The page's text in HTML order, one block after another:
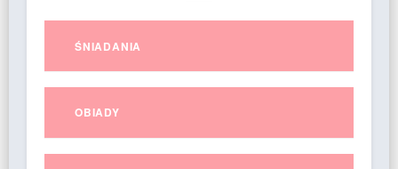
ŚNIADANIA
OBIADY